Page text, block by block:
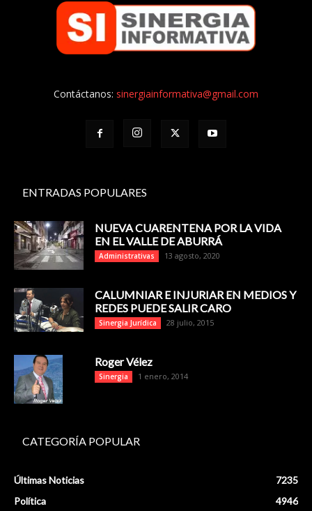
Contáctanos: sinergiainformativa@gmail.com
ENTRADAS POPULARES
NUEVA CUARENTENA POR LA VIDA
EN EL VALLE DE ABURRÁ
Administrativas 13 agosto, 2020
CALUMNIAR E INJURIAR EN MEDIOS Y
REDES PUEDE SALIR CARO
Sinergia Jurídica 28 julio, 2015
Roger Vélez
Sinergia 1 enero, 2014
CATEGORÍA POPULAR
Últimas Noticias
7235
Política
4946